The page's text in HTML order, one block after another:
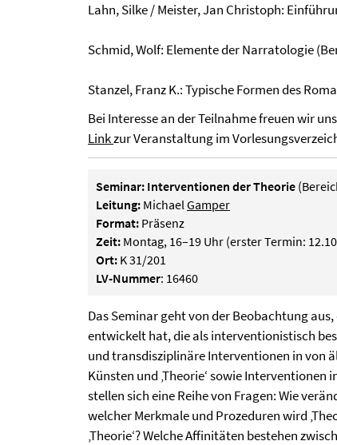
Lahn, Silke / Meister, Jan Christoph:
Schmid, Wolf: Elemente der Narratologie
Stanzel, Franz K.: Typische Formen des
Bei Interesse an der Teilnahme freuen wir
Linkzur Veranstaltung im
Seminar: Interventionen der Theorie
Leitung: MichaelGamper
Format: Präsenz
Zeit: Montag, 16–19 Uhr (erster Termin:
Ort: K 31/201
LV-Nummer: 16460
Das Seminar geht von der Beobachtung
entwickelt hat, die als interventionistisch
und transdisziplinäre Interventionen in von
Künsten und ‚Theorie‘ sowie
stellen sich eine Reihe von Fragen: Wie
welcher Merkmale und Prozeduren wird
‚Theorie‘? Welche Affinitäten bestehen